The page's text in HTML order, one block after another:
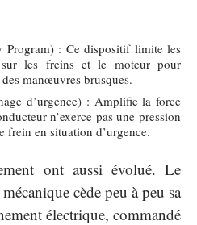
Program) : Ce dispositif limite les
sur les freins et le moteur pour
manœuvres brusques.
d’urgence) : Amplifie la force
n’exerce pas une pression
frein en situation d’urgence.
ont aussi évolué. Le
cède peu à peu sa
électrique, commandé